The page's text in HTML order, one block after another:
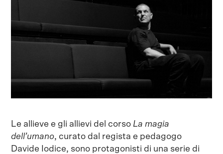
Le allieve e gli allievi del corso La magia
dell’umano, curato dal regista e pedagogo
Davide Iodice, sono protagonisti di una serie di